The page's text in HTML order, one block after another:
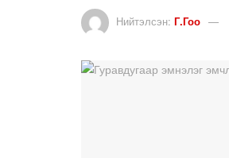
Нийтэлсэн: Г.Гоо